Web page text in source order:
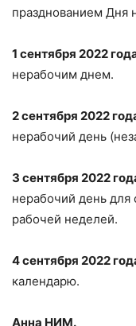
празднованием Дня
1 сентября 2022
нерабочим днем.
2 сентября 2022
нерабочий день
3 сентября 2022
нерабочий день для
рабочей неделей.
4 сентября 2022
календарю.
Анна НИМ.